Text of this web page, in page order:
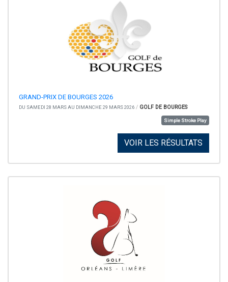
GRAND-PRIX DE BOURGES 2026
DU SAMEDI 28 MARS AU DIMANCHE 29 MARS 2026 / GOLF DE BOURGES
Simple Stroke Play
VOIR LES RÉSULTATS